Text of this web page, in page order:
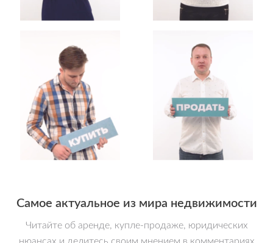
Самое актуальное из мира недвижимости
Читайте об аренде, купле-продаже, юридических